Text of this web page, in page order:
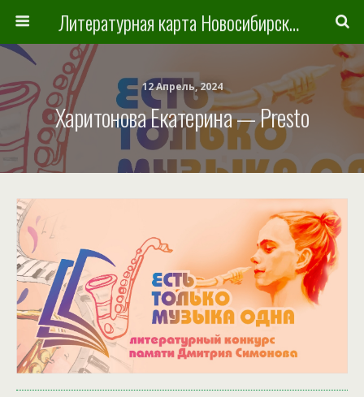
Литературная карта Новосибирска и Новосибирской области
12 Апрель, 2024
Харитонова Екатерина — Presto